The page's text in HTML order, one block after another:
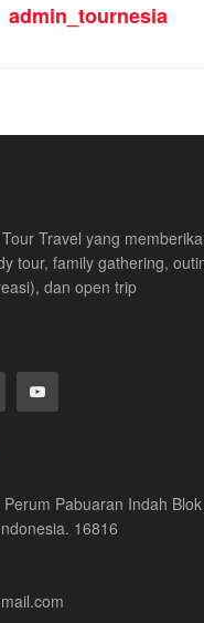
admin_tournesia
Travel yang
tour, family gathering,
dan open trip
Pabuaran Indah
16816